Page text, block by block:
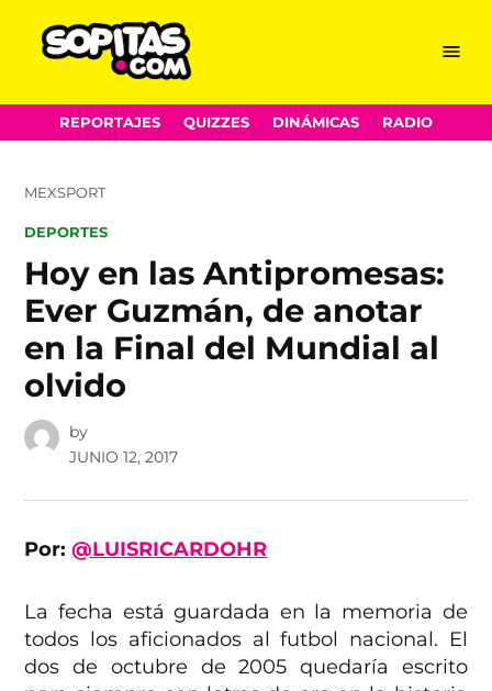
Skip
to
Menu
REPORTAJES QUIZZES DINÁMICAS RADIO
MEXSPORT
POSTED
DEPORTES
Hoy en las Antipromesas:
Ever Guzmán, de anotar
en la Final del Mundial al
olvido
by
JUNIO 12, 2017
Por:@LUISRICARDOHR
La fecha está guardada en la memoria de
todos los aficionados al futbol nacional. El
dos de octubre de 2005 quedaría escrito